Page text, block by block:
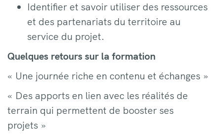
Identifier et savoir utiliser des ressources
et des partenariats du territoire au
service du projet.
Quelques retours sur la formation
« Une journée riche en contenu et échanges »
« Des apports en lien avec les réalités de
terrain qui permettent de booster ses
projets »